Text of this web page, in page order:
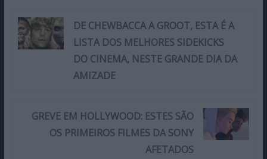
DE CHEWBACCA A GROOT, ESTA É A
LISTA DOS MELHORES SIDEKICKS
DO CINEMA, NESTE GRANDE DIA DA
AMIZADE
GREVE EM HOLLYWOOD: ESTES SÃO
OS PRIMEIROS FILMES DA SONY
AFETADOS